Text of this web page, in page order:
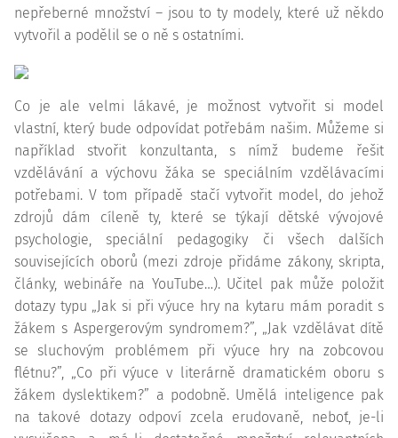
nepřeberné množství – jsou to ty modely, které už někdo
vytvořil a podělil se o ně s ostatními.
Co je ale velmi lákavé, je možnost vytvořit si model
vlastní, který bude odpovídat potřebám našim. Můžeme si
například stvořit konzultanta, s nímž budeme řešit
vzdělávání a výchovu žáka se speciálním vzdělávacími
potřebami. V tom případě stačí vytvořit model, do jehož
zdrojů dám cíleně ty, které se týkají dětské vývojové
psychologie, speciální pedagogiky či všech dalších
souvisejících oborů (mezi zdroje přidáme zákony, skripta,
články, webináře na YouTube…). Učitel pak může položit
dotazy typu „Jak si při výuce hry na kytaru mám poradit s
žákem s Aspergerovým syndromem?”, „Jak vzdělávat dítě
se sluchovým problémem při výuce hry na zobcovou
flétnu?”, „Co při výuce v literárně dramatickém oboru s
žákem dyslektikem?” a podobně. Umělá inteligence pak
na takové dotazy odpoví zcela erudovaně, neboť, je-li